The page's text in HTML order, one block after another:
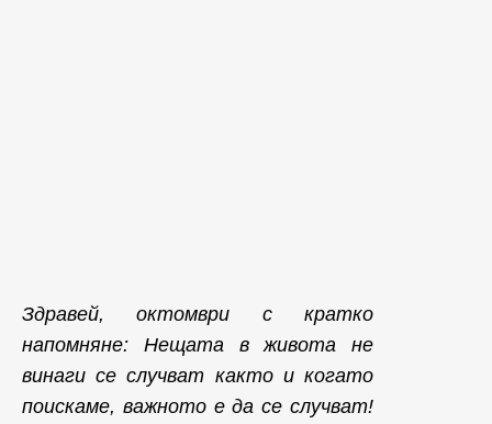
Здравей, октомври с кратко
напомняне: Нещата в живота не
винаги се случват както и когато
поискаме, важното е да се случват!